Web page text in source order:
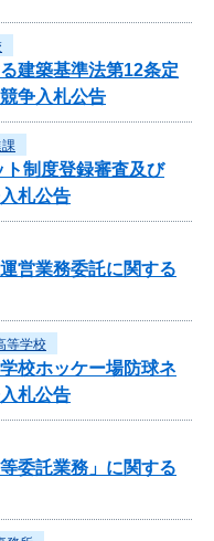
建築基準法第12条定
争入札公告
制度登録審査及び
札公告
営業務委託に関する
等学校
校ホッケー場防球ネ
札公告
委託業務」に関する